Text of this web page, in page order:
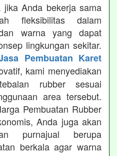
jika Anda bekerja sama
fleksibilitas dalam
warna yang dapat
lingkungan sekitar.
Pembuatan Karet
kami menyediakan
rubber sesuai
area tersebut.
Pembuatan Rubber
Anda juga akan
purnajual berupa
berkala agar warna